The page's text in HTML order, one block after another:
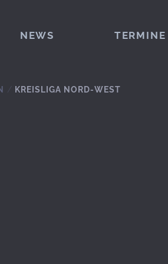
NEWS TERMINE
KREISLIGA NORD-WEST